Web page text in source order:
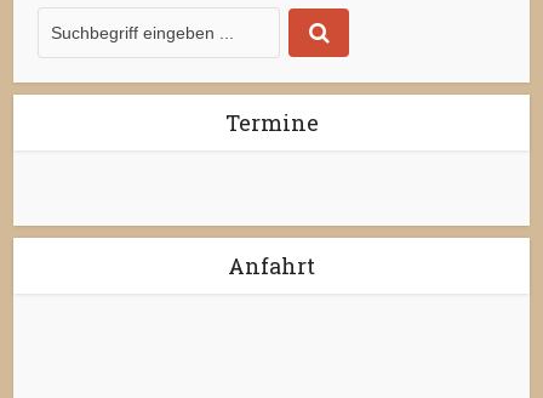
Termine
Anfahrt